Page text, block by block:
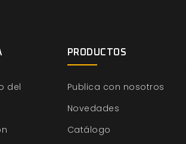
del
PRODUCTOS
Publica con nosotros
Novedades
Catálogo